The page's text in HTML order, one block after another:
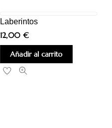
Laberintos
12,00 €
Añadir al carrito